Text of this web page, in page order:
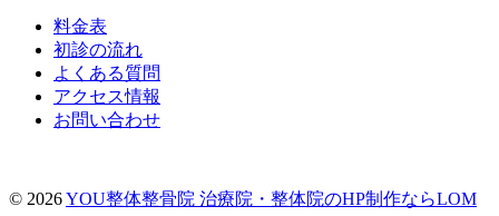
料金表
初診の流れ
よくある質問
アクセス情報
お問い合わせ
© 2026YOU整体整骨院 治療院・整体院のHP制作ならLOM